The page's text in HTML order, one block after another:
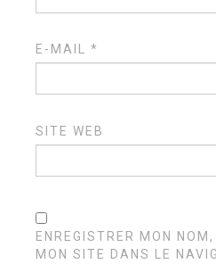
E-MAIL*
SITE WEB
ENREGISTRER MON
MON SITE DANS LE